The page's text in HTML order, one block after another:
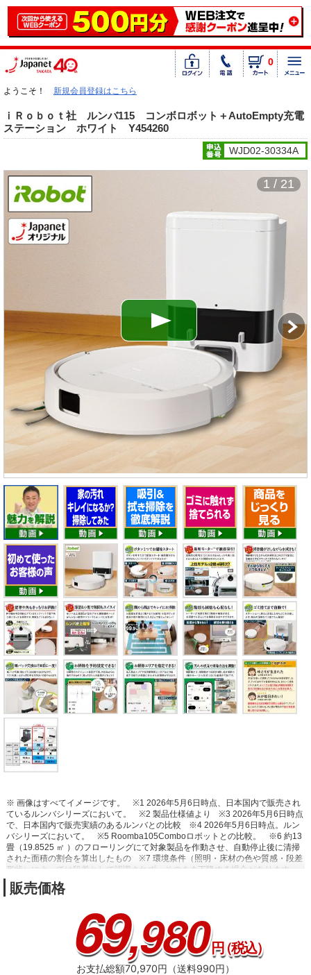
0
ようこそ！ 新規会員登録はこちら
ｉＲｏｂｏｔ社 ルンバ115 コンボロボット＋AutoEmpty充電
ステーション ホワイト Y454260
WJD02-30334A
1 / 21
※ 画像はすべてイメージです。
※1 2026年5月6日時点、日本国内で販売され
ているルンバシリーズにおいて。
※2 製品仕様値より
※3 2026年5月6日時点
で、日本国内で販売実績のあるルンバとの比較
※4 2026年5月6日時点。ルン
バシリーズにおいて。
※5 Roomba105Comboロボットとの比較。
※6 約13
畳（19.8525 ㎡ ）のフローリングにて対象製品を作動させ、自動停止後に清掃
された面積の割合を算出したもの
※7 環境条件（照明・床材の色や質感・段差
形状）によっては段差として認識されず、そのまま下降する場合があります。
※8 北米での標準的なフロアサイズ1,300平方フィートの面積において、90日間
で合計105.2gのゴミが蓄積されると算出。
販売価格
69,980円（税込）
お支払総額70,970円（送料990円）